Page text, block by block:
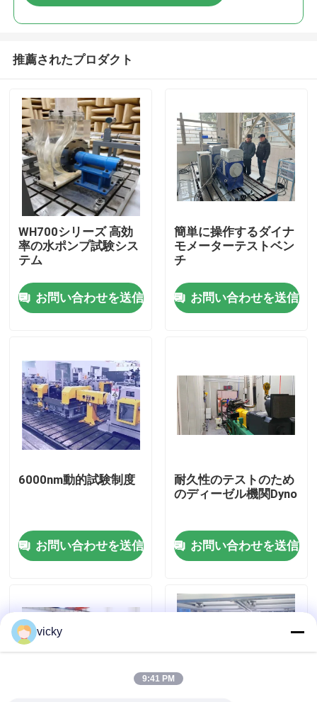
家へ
わたしたち に つい て
工場 ツアー
品質管理
ニュース
事件
トルクの力量計
推薦されたプロダクト
WH700シリーズ 高効
率の水ポンプ試験シス
テム
お問い合わせを送信
簡単に操作するダイナ
モメーターテストベン
チ
お問い合わせを送信
6000nm動的試験制度
お問い合わせを送信
耐久性のテストのため
のディーゼル機関Dyno
お問い合わせを送信
vicky
9:41 PM